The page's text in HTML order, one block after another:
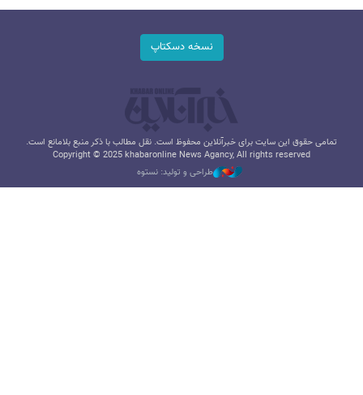
نسخه دسکتاپ
تمامی حقوق این سایت برای خبرآنلاین محفوظ است. نقل مطالب با ذکر منبع بلامانع است.
Copyright © 2025 khabaronline News Agancy, All rights reserved
طراحی و تولید: نستوه